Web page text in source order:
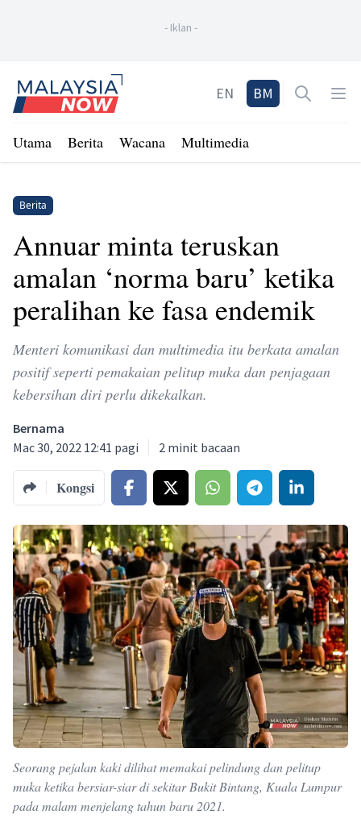
- Iklan -
Home
EN BM Open
Utama Berita Wacana Multimedia
Berita
Annuar minta teruskan
amalan ‘norma baru’ ketika
peralihan ke fasa endemik
Menteri komunikasi dan multimedia itu berkata amalan
positif seperti pemakaian pelitup muka dan penjagaan
kebersihan diri perlu dikekalkan.
Bernama
Mac 30, 2022 12:41 pagi
2 minit bacaan
Kongsi
Seorang pejalan kaki dilihat memakai pelindung dan pelitup
muka ketika bersiar-siar di sekitar Bukit Bintang, Kuala Lumpur
pada malam menjelang tahun baru 2021.